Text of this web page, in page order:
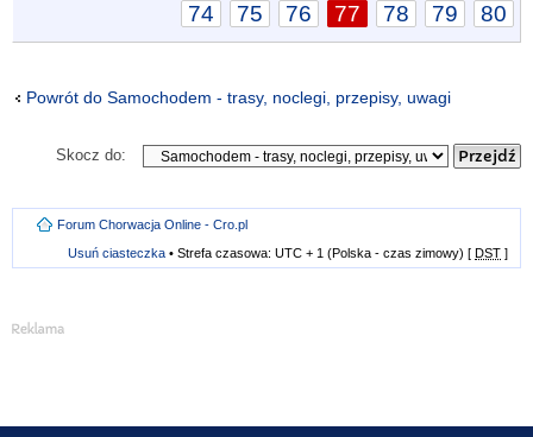
74 75 76 77 78 79 80
Powrót do Samochodem - trasy, noclegi, przepisy, uwagi
Skocz do:
Forum Chorwacja Online - Cro.pl
Usuń ciasteczka • Strefa czasowa: UTC + 1 (Polska - czas zimowy) [ DST ]